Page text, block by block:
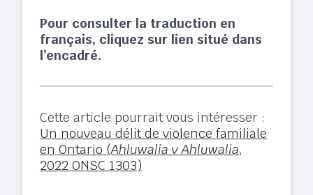
Pour consulter la traduction en
français, cliquez sur lien situé dans
l’encadré.
Cette article pourrait vous intéresser :
Un nouveau délit de violence familiale
en Ontario (Ahluwalia v Ahluwalia,
2022 ONSC 1303)